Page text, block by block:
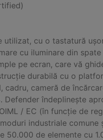
utilizat, cu o tastatură
cu iluminare din spate
pe ecran, care vă
durabilă cu o
cadru, cameră de
Defender îndeplinește
/ EC (în funcție de
industriale comune
50.000 de elemente cu